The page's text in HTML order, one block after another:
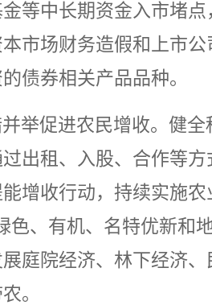
金等中长期资金入市堵
市场财务造假和上市
债券相关产品品种。
并举促进农民增收。健
出租、入股、合作等
增收行动，持续实施
色、有机、名特优新和
庭院经济、林下经济
。